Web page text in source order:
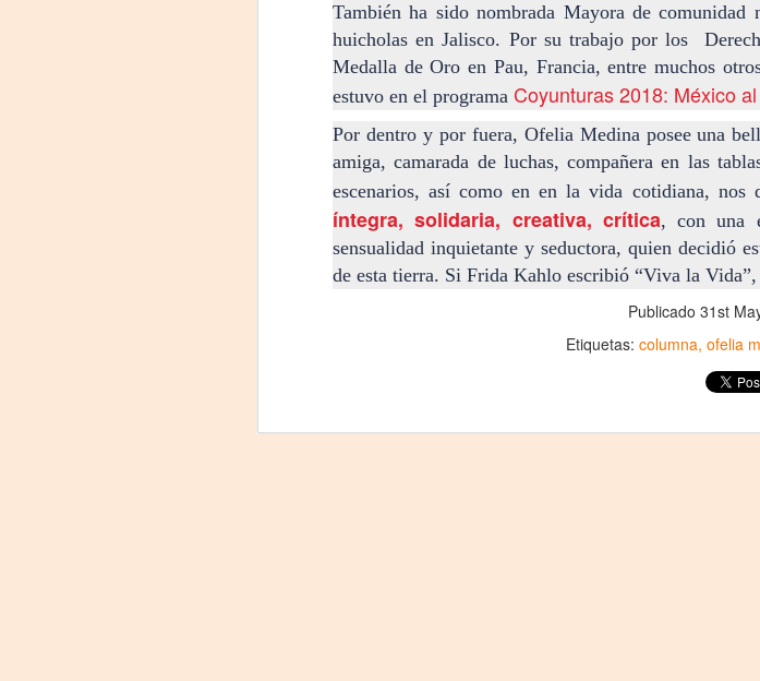
También ha sido nombrada Mayora de comunidad
huicholas en Jalisco. Por su trabajo por los
Medalla de Oro en Pau, Francia, entre muchos
estuvo en el programa Coyunturas 2018: México
Por dentro y por fuera, Ofelia Medina posee una
amiga, camarada de luchas, compañera en las
escenarios, así como en en la vida cotidiana, nos
íntegra, solidaria, creativa, crítica, con una
sensualidad inquietante y seductora, quien decidió
de esta tierra. Si Frida Kahlo escribió “Viva la
Publicado 31st
Etiquetas: columna ofelia
FECHAS: Sábados 4 y 18 de Julio / 1 de
LUGAR: Foro Blake (Ensenada #103, Col.
JUL
Crónica: NI PRINCESAS NI
Por Gustavo H Cancino
Nuestros edificios como viejos amigos
instante preciso para revelar una vocación
tocó al Museo de San Cristóbal (MUSAC),
histórica de la ciudad, el cuál vivió uno de
permanecer en la historia cultural de Los
CARTA PÚBLICA: Red de
RED DE SOLIDARIDAD CON BRENDA